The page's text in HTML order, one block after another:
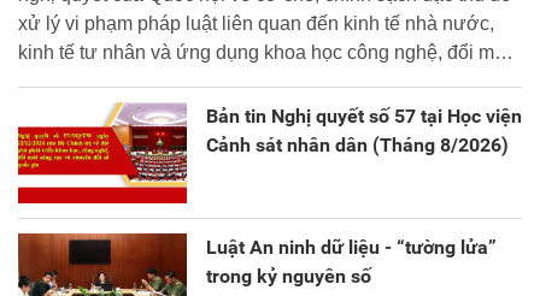
xử lý vi phạm pháp luật liên quan đến kinh tế nhà nước,
kinh tế tư nhân và ứng dụng khoa học công nghệ, đổi mới
Bản tin Nghị quyết số 57 tại Học viện
Cảnh sát nhân dân (Tháng 8/2026)
Luật An ninh dữ liệu - “tường lửa”
trong kỷ nguyên số